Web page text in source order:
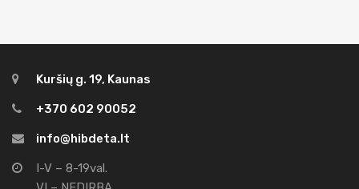
Kuršių g. 19, Kaunas
+370 602 90052
info@hibdeta.lt
I-V – 8-19val.